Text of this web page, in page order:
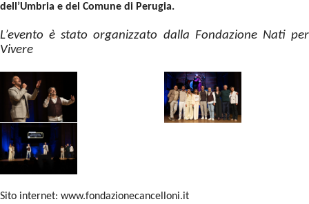
dell’Umbria e del Comune di Perugia.
L’evento è stato organizzato dalla Fondazione Nati per
Vivere
Sito internet: www.fondazionecancelloni.it